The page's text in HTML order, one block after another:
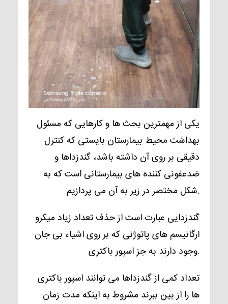
یکی از مهمترین بحث ها و کارهایی که مسئول
بهداشت محیط بیمارستان بایستی که کنترل
دقیقی بر روی آن داشته باشد، گندزداها و
ضدعفونی کننده های بیمارستانی است که به
شکل مختصر در زیر به آن می پردازیم.
گندزدایی عبارت است از حذف تعداد زیاد میکرو
ارگانیسم های پاتوژنی که بر روی اشیاء بی جان
وجود دارند به جز اسپور باکتری.
تعداد کمی از گندزداها می توانند اسپور باکتری
ها را از بین ببرند مشروط به اینکه مدت زمان